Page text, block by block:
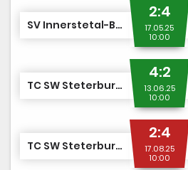
SV Innerstetal-Baddeckenstedt
2:4
17.05.25
10:00
TC SW Steterburg II
4:2
13.06.25
10:00
TC SW Steterburg II
2:4
17.08.25
10:00